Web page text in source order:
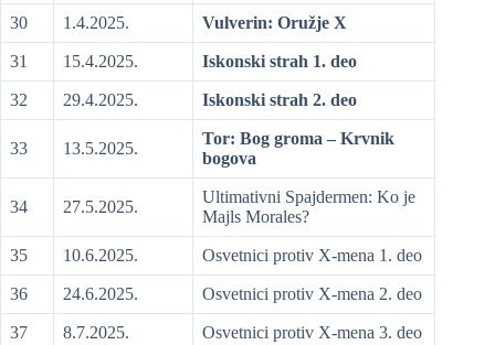
30 1.4.2025. Vulverin: Oružje X
31 15.4.2025. Iskonski strah 1. deo
32 29.4.2025. Iskonski strah 2. deo
33 13.5.2025.
Tor: Bog groma – Krvnik
bogova
34 27.5.2025.
Ultimativni Spajdermen: Ko je
Majls Morales?
35 10.6.2025. Osvetnici protiv X-mena 1. deo
36 24.6.2025. Osvetnici protiv X-mena 2. deo
37 8.7.2025. Osvetnici protiv X-mena 3. deo